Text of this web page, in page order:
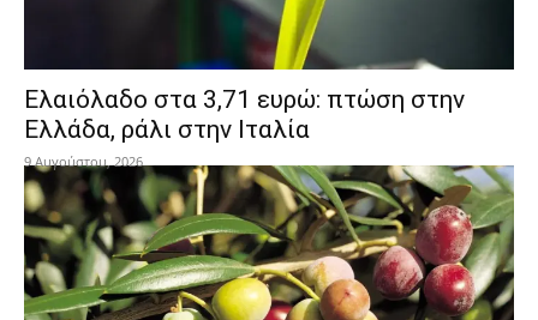
Ελαιόλαδο στα 3,71 ευρώ: πτώση στην
Ελλάδα, ράλι στην Ιταλία
9 Αυγούστου, 2026